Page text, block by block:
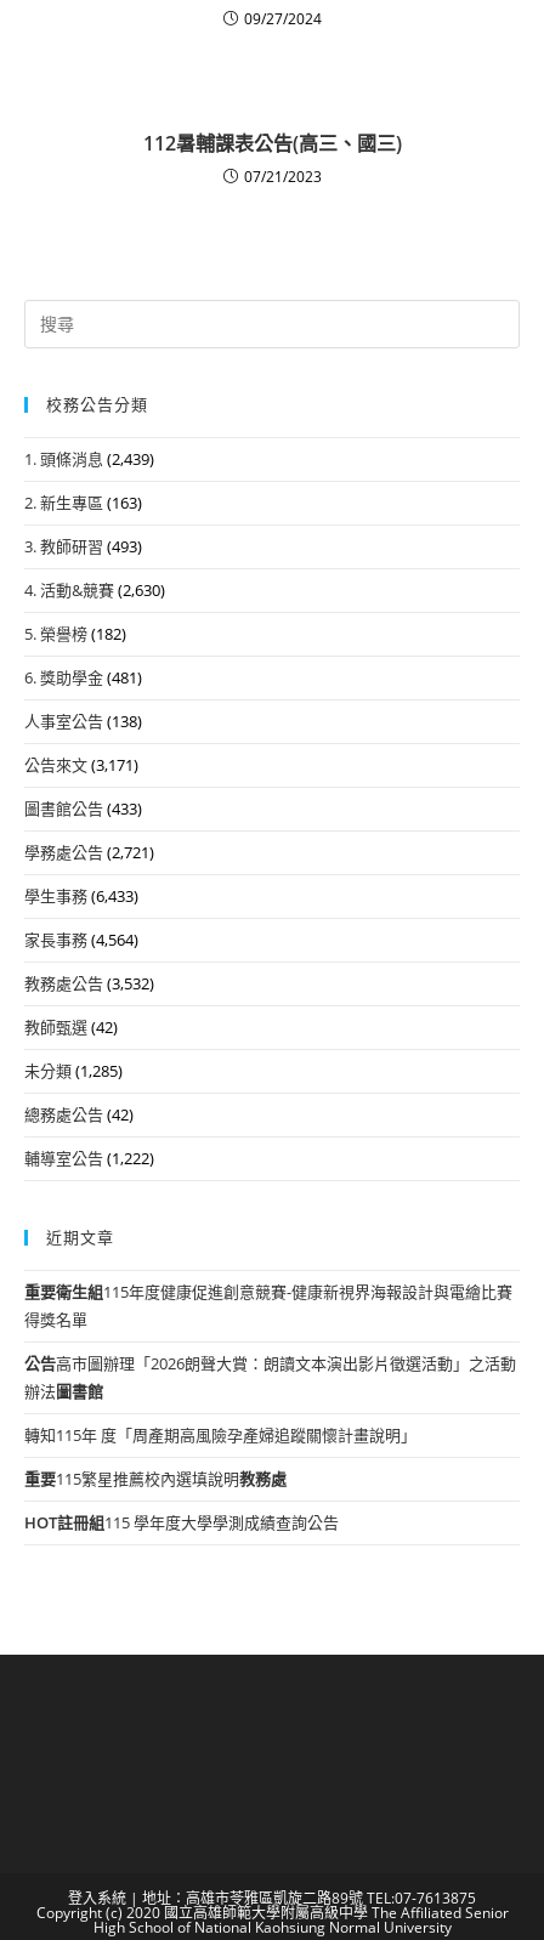
09/27/2024
112暑輔課表公告(高三、國三)
07/21/2023
Search
for:
校務公告分類
1. 頭條消息 (2,439)
2. 新生專區 (163)
3. 教師研習 (493)
4. 活動&競賽(2,630)
5. 榮譽榜(182)
6. 獎助學金(481)
人事室公告(138)
公告來文(3,171)
圖書館公告(433)
學務處公告(2,721)
學生事務(6,433)
家長事務(4,564)
教務處公告(3,532)
教師甄選(42)
未分類(1,285)
總務處公告(42)
輔導室公告(1,222)
近期文章
重要衛生組115年度健康促進創意競賽-健康新視界海報設計與電繪比賽
得獎名單
公告高市圖辦理「2026朗聲大賞：朗讀文本演出影片徵選活動」之活動
辦法圖書館
轉知115年 度「周產期高風險孕產婦追蹤關懷計畫說明」
重要115繁星推薦校內選填說明教務處
HOT註冊組115 學年度大學學測成績查詢公告
登入系統 | 地址：高雄市苓雅區凱旋二路89號 TEL:07-7613875
Copyright (c) 2020 國立高雄師範大學附屬高級中學 The Affiliated Senior
High School of National Kaohsiung Normal University